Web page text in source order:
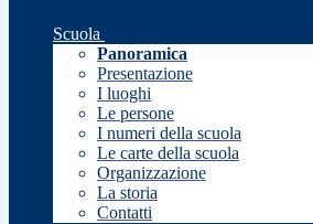
Scuola
Panoramica
Presentazione
I luoghi
Le persone
I numeri della scuola
Le carte della scuola
Organizzazione
La storia
Contatti